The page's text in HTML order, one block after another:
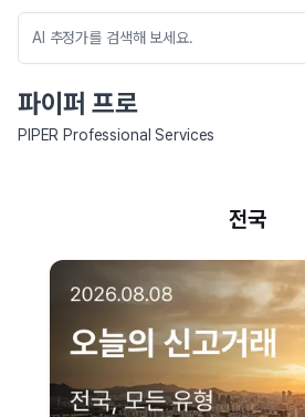
파이퍼 프로
PIPER Professional Services